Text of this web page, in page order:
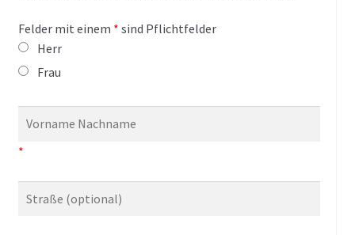
Felder mit einem * sind Pflichtfelder
Herr
Frau
*